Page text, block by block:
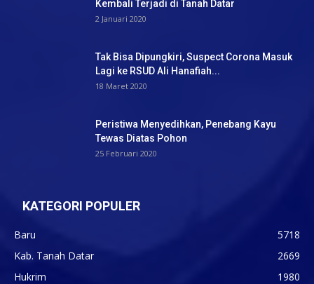
Kembali Terjadi di Tanah Datar
2 Januari 2020
Tak Bisa Dipungkiri, Suspect Corona Masuk
Lagi ke RSUD Ali Hanafiah...
18 Maret 2020
Peristiwa Menyedihkan, Penebang Kayu
Tewas Diatas Pohon
25 Februari 2020
KATEGORI POPULER
Baru
5718
Kab. Tanah Datar
2669
Hukrim
1980